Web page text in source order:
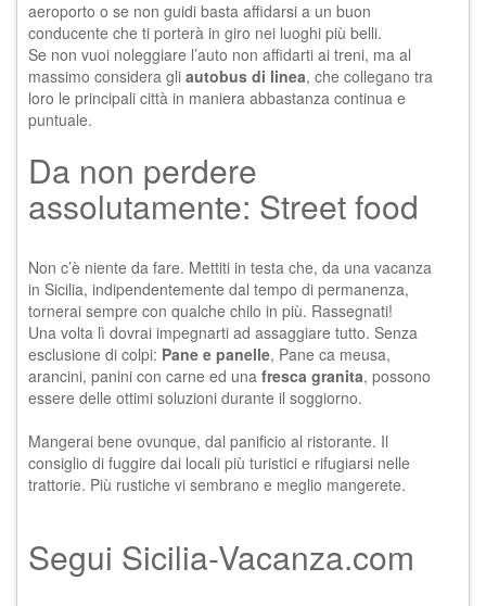
aeroporto o se non guidi basta affidarsi a un buon
conducente che ti porterà in giro nei luoghi più belli.
Se non vuoi noleggiare l’auto non affidarti ai treni, ma al
massimo considera gli autobus di linea, che collegano tra
loro le principali città in maniera abbastanza continua e
puntuale.
Da non perdere
assolutamente: Street food
Non c’è niente da fare. Mettiti in testa che, da una vacanza
in Sicilia, indipendentemente dal tempo di permanenza,
tornerai sempre con qualche chilo in più. Rassegnati!
Una volta lì dovrai impegnarti ad assaggiare tutto. Senza
esclusione di colpi: Pane e panelle, Pane ca meusa,
arancini, panini con carne ed una fresca granita, possono
essere delle ottimi soluzioni durante il soggiorno.
Mangerai bene ovunque, dal panificio al ristorante. Il
consiglio di fuggire dai locali più turistici e rifugiarsi nelle
trattorie. Più rustiche vi sembrano e meglio mangerete.
Segui Sicilia-Vacanza.com